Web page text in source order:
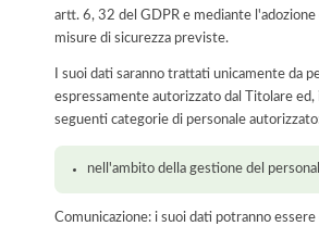
artt. 6, 32 del GDPR e mediante l'adozione
misure di sicurezza previste.
I suoi dati saranno trattati unicamente da
espressamente autorizzato dal Titolare ed,
seguenti categorie di personale
nell'ambito della gestione del
Comunicazione: i suoi dati potranno essere